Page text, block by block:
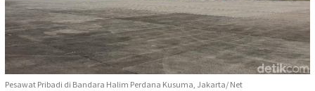
Pesawat Pribadi di Bandara Halim Perdana Kusuma, Jakarta/ Net